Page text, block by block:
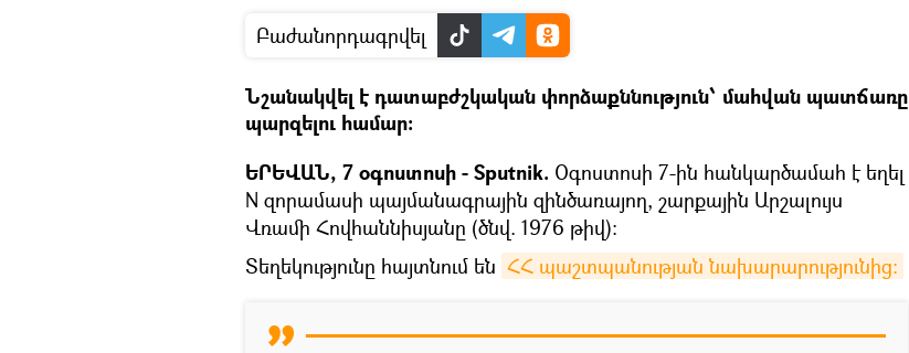
Բաժանորդագրվել
Նշանակվել է դատաբժշկական փորձաքննություն՝ մահվան պատճառը
պարզելու համար:
ԵՐԵՎԱՆ, 7 օգոստոսի - Sputnik. Օգոստոսի 7-ին հանկարծամահ է եղել
N զորամասի պայմանագրային զինծառայող, շարքային Արշալույս
Վռամի Հովհաննիսյանը (ծնվ. 1976 թիվ):
Տեղեկությունը հայտնում են ՀՀ պաշտպանության նախարարությունից։